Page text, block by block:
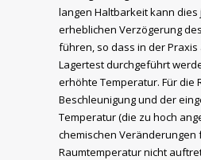
langen Haltbarkeit kann
erheblichen Verzögerung
führen, so dass in der
Lagertest durchgeführt
erhöhte Temperatur. Für die
Beschleunigung und der
Temperatur (die zu hoch
chemischen Veränderungen
Raumtemperatur nicht